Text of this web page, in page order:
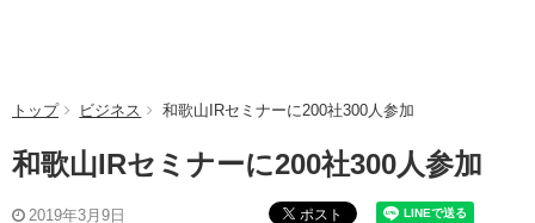
トップ ビジネス 和歌山IRセミナーに200社300人参加
和歌山IRセミナーに200社300人参加
2019年3月9日 ポスト